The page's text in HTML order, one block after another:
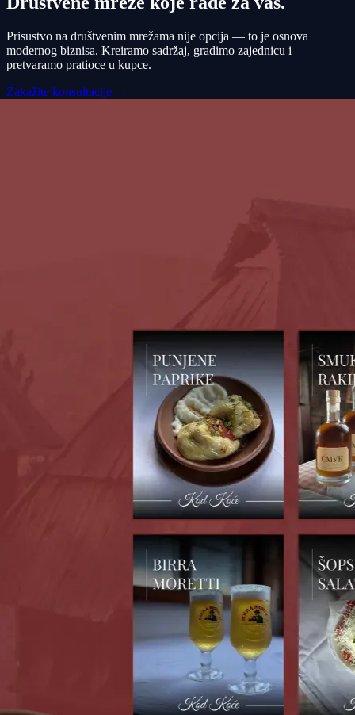
Prisustvo na društvenim mrežama nije opcija — to je osnova
modernog biznisa. Kreiramo sadržaj, gradimo zajednicu i
pretvaramo pratioce u kupce.
Zakažite konsultacije →